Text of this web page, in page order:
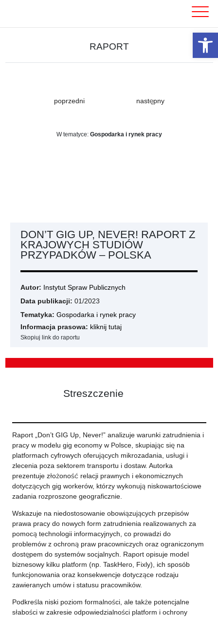
RAPORT
poprzedni następny
W tematyce: Gospodarka i rynek pracy
DON’T GIG UP, NEVER! RAPORT Z
KRAJOWYCH STUDIÓW
PRZYPADKÓW – POLSKA
Autor: Instytut Spraw Publicznych
Data publikacji: 01/2023
Tematyka: Gospodarka i rynek pracy
Informacja prasowa: kliknij tutaj
Skopiuj link do raportu
Streszczenie
Raport „Don’t GIG Up, Never!” analizuje warunki zatrudnienia i
pracy w modelu gig economy w Polsce, skupiając się na
platformach cyfrowych oferujących mikrozadania, usługi i
zlecenia poza sektorem transportu i dostaw. Autorka
prezentuje złożoność relacji prawnych i ekonomicznych
dotyczących gig workerów, którzy wykonują niskowartościowe
zadania rozproszone geograficznie.
Wskazuje na niedostosowanie obowiązujących przepisów
prawa pracy do nowych form zatrudnienia realizowanych za
pomocą technologii informacyjnych, co prowadzi do
problemów z ochroną praw pracowniczych oraz ograniczonym
dostępem do systemów socjalnych. Raport opisuje model
biznesowy kilku platform (np. TaskHero, Fixly), ich sposób
funkcjonowania oraz konsekwencje dotyczące rodzaju
zawieranych umów i statusu pracowników.
Podkreśla niski poziom formalności, ale także potencjalne
słabości w zakresie odpowiedzialności platform i ochrony